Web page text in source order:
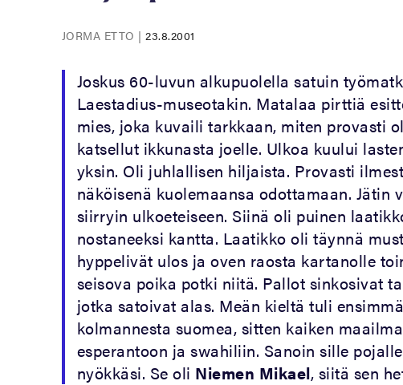
JORMA ETTO | 23.8.2001
Joskus 60-luvun alkupuolella satuin
Laestadius-museotakin. Matalaa pirttiä
mies, joka kuvaili tarkkaan, miten provasti
katsellut ikkunasta joelle. Ulkoa kuului
yksin. Oli juhlallisen hiljaista. Provasti
näköisenä kuolemaansa odottamaan. Jätin
siirryin ulkoeteiseen. Siinä oli puinen
nostaneeksi kantta. Laatikko oli täynnä
hyppelivät ulos ja oven raosta kartanolle
seisova poika potki niitä. Pallot sinkosivat
jotka satoivat alas. Meän kieltä tuli
kolmannesta suomea, sitten kaiken
esperantoon ja swahiliin. Sanoin sille
nyökkäsi. Se oli Niemen Mikael, siitä sen